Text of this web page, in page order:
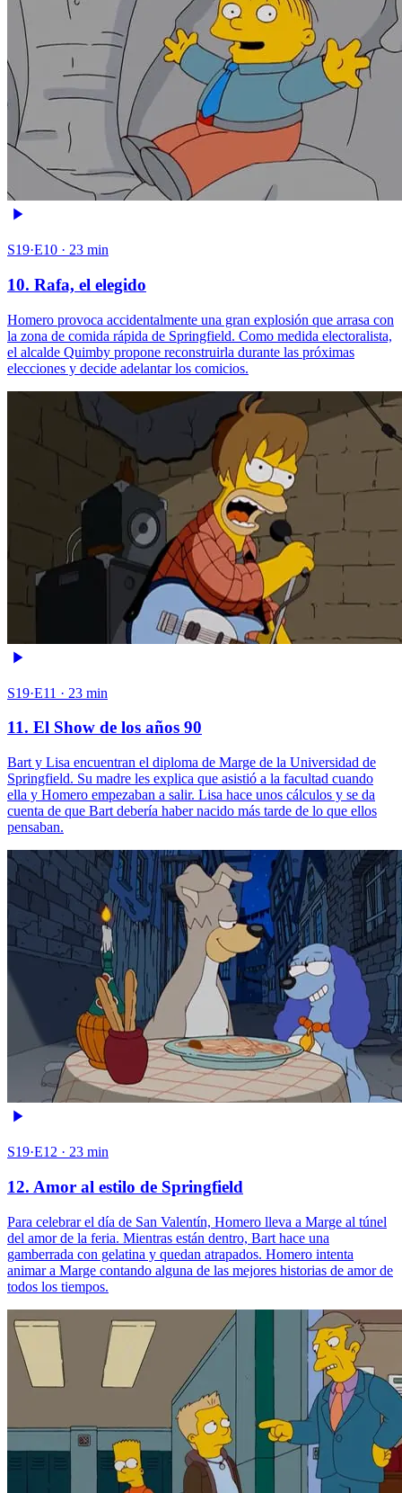
S19·E10 · 23 min
10. Rafa, el elegido
Homero provoca accidentalmente una gran explosión que arrasa con
la zona de comida rápida de Springfield. Como medida electoralista,
el alcalde Quimby propone reconstruirla durante las próximas
elecciones y decide adelantar los comicios.
S19·E11 · 23 min
11. El Show de los años 90
Bart y Lisa encuentran el diploma de Marge de la Universidad de
Springfield. Su madre les explica que asistió a la facultad cuando
ella y Homero empezaban a salir. Lisa hace unos cálculos y se da
cuenta de que Bart debería haber nacido más tarde de lo que ellos
pensaban.
S19·E12 · 23 min
12. Amor al estilo de Springfield
Para celebrar el día de San Valentín, Homero lleva a Marge al túnel
del amor de la feria. Mientras están dentro, Bart hace una
gamberrada con gelatina y quedan atrapados. Homero intenta
animar a Marge contando alguna de las mejores historias de amor de
todos los tiempos.